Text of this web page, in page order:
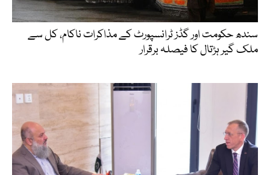
سندھ حکومت اور گڈز ٹرانسپورٹ کے مذاکرات ناکام، کل سے
ملک گیر ہڑتال کا فیصلہ برقرار